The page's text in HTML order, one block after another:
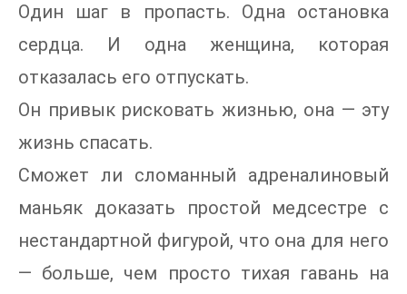
Один шаг в пропасть. Одна остановка
сердца. И одна женщина, которая
отказалась его отпускать.
Он привык рисковать жизнью, она — эту
жизнь спасать.
Сможет ли сломанный адреналиновый
маньяк доказать простой медсестре с
нестандартной фигурой, что она для него
— больше, чем просто тихая гавань на